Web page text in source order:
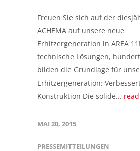
Freuen Sie sich auf der
ACHEMA auf unsere neue
Erhitzergeneration in AREA
technische Lösungen,
bilden die Grundlage für
Erhitzergeneration:
Konstruktion Die solide...
MAI 20, 2015
PRESSEMITTEILUNGEN